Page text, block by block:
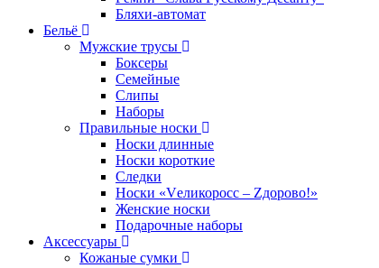
Бляхи-автомат
Бельё
Мужские трусы
Боксеры
Семейные
Слипы
Наборы
Правильные носки
Носки длинные
Носки короткие
Следки
Носки «Vеликоросс – Zдорово!»
Женские носки
Подарочные наборы
Аксессуары
Кожаные сумки